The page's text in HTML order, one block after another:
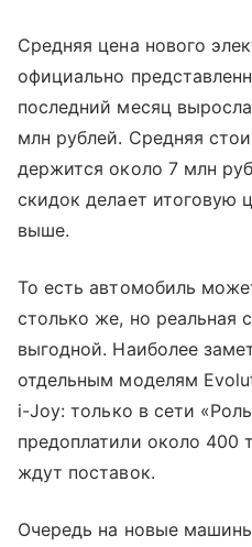
Средняя цена нового
официально
последний месяц
млн рублей. Средняя
держится около 7 млн
скидок делает итоговую
выше.
То есть автомобиль
столько же, но реальная
выгодной. Наиболее
отдельным моделям
i-Joy: только в сети
предоплатили около 400
ждут поставок.
Очередь на новые